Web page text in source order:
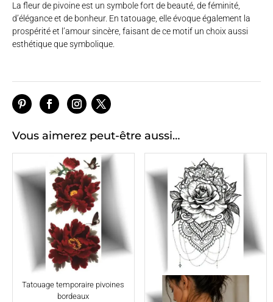
La fleur de pivoine est un symbole fort de beauté, de féminité,
d’élégance et de bonheur. En tatouage, elle évoque également la
prospérité et l’amour sincère, faisant de ce motif un choix aussi
esthétique que symbolique.
Vous aimerez peut-être aussi…
Tatouage temporaire pivoines
bordeaux